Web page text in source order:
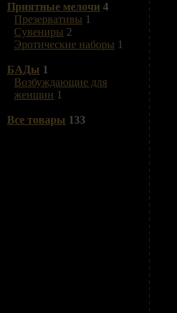
Приятные мелочи 4
Презервативы 1
Сувениры 2
Эротические наборы 1
БАДы 1
Возбуждающие для
женщин 1
Все товары 133